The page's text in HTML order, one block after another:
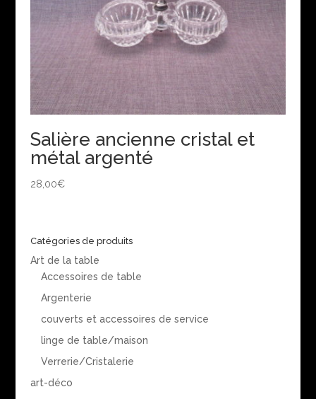
Salière ancienne cristal et
métal argenté
28,00€
Catégories de produits
Art de la table
Accessoires de table
Argenterie
couverts et accessoires de service
linge de table/maison
Verrerie/Cristalerie
art-déco